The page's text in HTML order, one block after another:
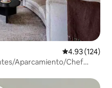
Calificación
4.93 (124)
Aparcamiento/Chef